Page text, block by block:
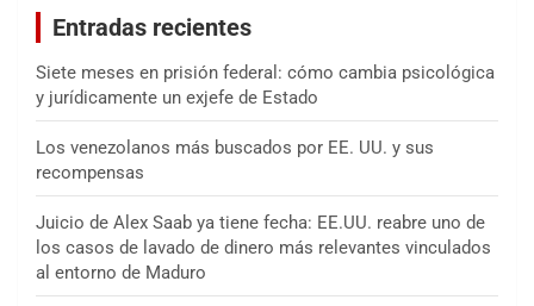
Entradas recientes
Siete meses en prisión federal: cómo cambia psicológica
y jurídicamente un exjefe de Estado
Los venezolanos más buscados por EE. UU. y sus
recompensas
Juicio de Alex Saab ya tiene fecha: EE.UU. reabre uno de
los casos de lavado de dinero más relevantes vinculados
al entorno de Maduro